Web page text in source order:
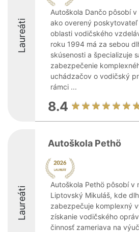
Laureáti
Autoškola Dančo pôsobí v
ako overený poskytovateľ
oblasti vodičského
roku 1994 má za sebou
skúsenosti a špecializuje
zabezpečenie
uchádzačov o vodičský
rámci ...
8.4
Laureáti
Autoškola Pethö
Autoškola Pethö pôsobí v
Liptovský Mikuláš, kde
zabezpečuje komplexný
získanie vodičského
činnosť zameriava na